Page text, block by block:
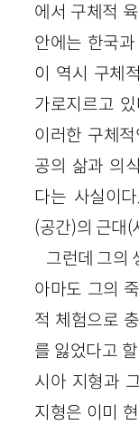
에서 구체적
안에는 한국
이 역시 구체
가로지르고
이러한 구체
공의 삶과 의
다는 사실이
(공간)의 근대(
그런데 그의
아마도 그의
적 체험으로
를 잃었다고
시아 지형과
지형은 이미